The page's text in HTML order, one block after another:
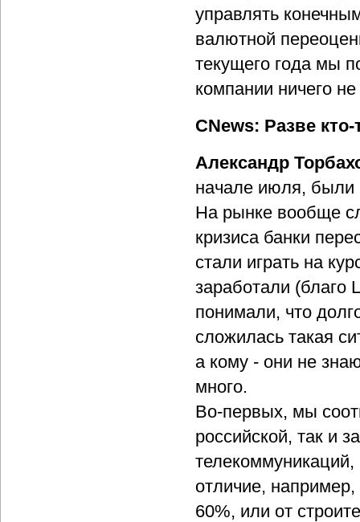
управлять
валютной
текущего года мы
компании ничего
CNews: Разве
Александр
начале июля, были
На рынке вообще
кризиса банки
стали играть на
заработали (благо
понимали, что
сложилась такая
а кому - они не
много.
Во-первых, мы
российской, так и
телекоммуникаций,
отличие,
60%, или от